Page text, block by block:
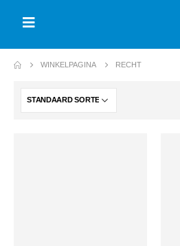
WINKELPAGINA RECHT